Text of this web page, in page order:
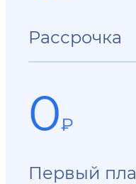
Рассрочка
0₽
Первый